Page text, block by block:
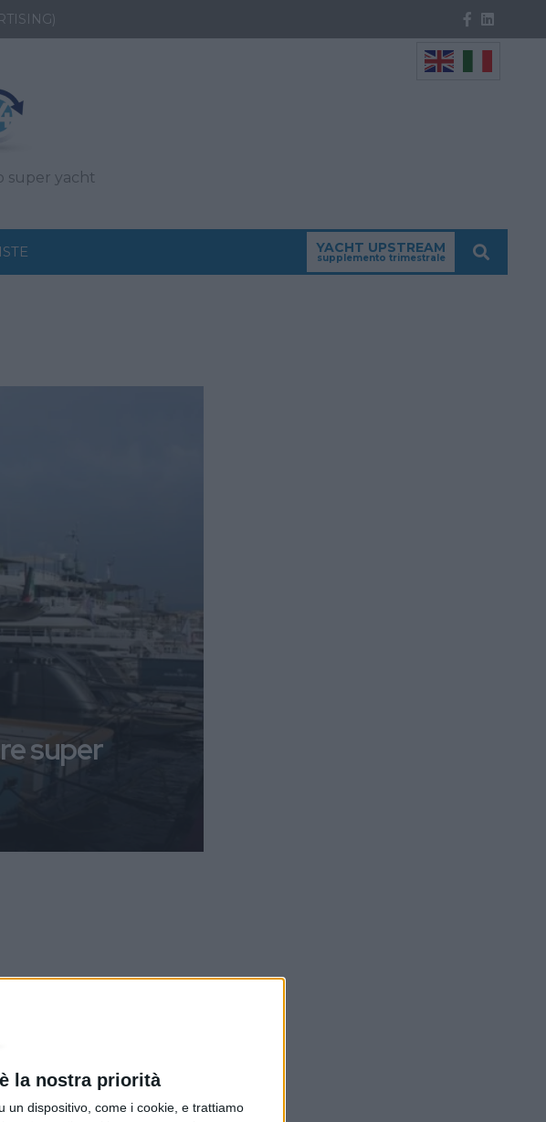
la nostra priorità
un dispositivo, come i cookie, e trattiamo
super yacht
YACHT UPSTREAM
supplemento trimestrale
super